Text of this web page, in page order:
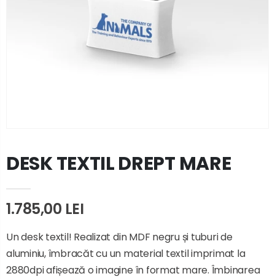
DESK TEXTIL DREPT MARE
1.785,00 LEI
Un desk textil! Realizat din MDF negru și tuburi de
aluminiu, îmbracăt cu un material textil imprimat la
2880dpi afișează o imagine în format mare. Îmbinarea